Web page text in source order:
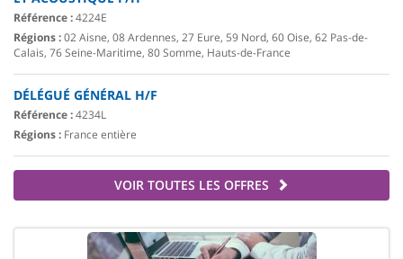
Référence :4224E
Régions :02 Aisne, 08 Ardennes, 27 Eure, 59 Nord, 60 Oise, 62 Pas-de-
Calais, 76 Seine-Maritime, 80 Somme, Hauts-de-France
DÉLÉGUÉ GÉNÉRAL H/F
Référence :4234L
Régions : France entière
VOIR TOUTES LES OFFRES